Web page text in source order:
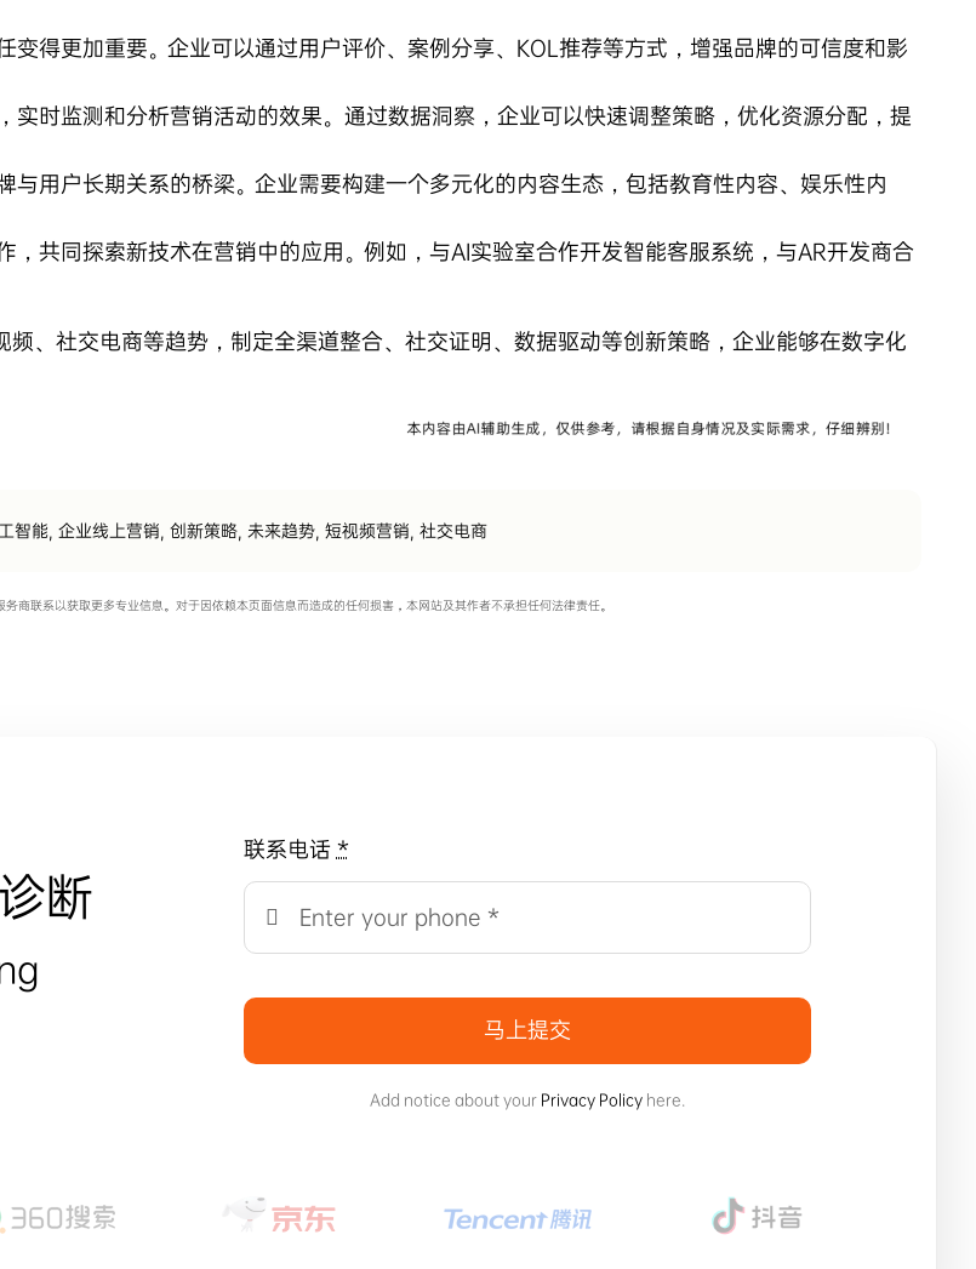
变得更加重要。企业可以通过用户评价、案例分享、KOL推荐等方式，增强品牌的可信度和影
实时监测和分析营销活动的效果。通过数据洞察，企业可以快速调整策略，优化资源分配，提
与用户长期关系的桥梁。企业需要构建一个多元化的内容生态，包括教育性内容、娱乐性内
，共同探索新技术在营销中的应用。例如，与AI实验室合作开发智能客服系统，与AR开发商合
、社交电商等趋势，制定全渠道整合、社交证明、数据驱动等创新策略，企业能够在数字化
智能, 企业线上营销, 创新策略, 未来趋势, 短视频营销, 社交电商
联系以获取更多专业信息。对于因依赖本页面信息而造成的任何损害，本网站及其作者不承担任何法律责任。
断
联系电话*
马上提交
Add notice about your Privacy Policyhere.